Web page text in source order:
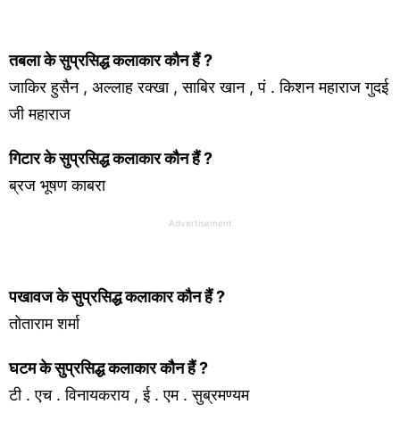
तबला के सुप्रसिद्ध कलाकार कौन हैं ?
जाकिर हुसैन , अल्लाह रक्खा , साबिर खान , पं . किशन महाराज गुदई
जी महाराज
गिटार के सुप्रसिद्ध कलाकार कौन हैं ?
ब्रज भूषण काबरा
Advertisement
पखावज के सुप्रसिद्ध कलाकार कौन हैं ?
तोताराम शर्मा
घटम के सुप्रसिद्ध कलाकार कौन हैं ?
टी . एच . विनायकराय , ई . एम . सुब्रमण्यम